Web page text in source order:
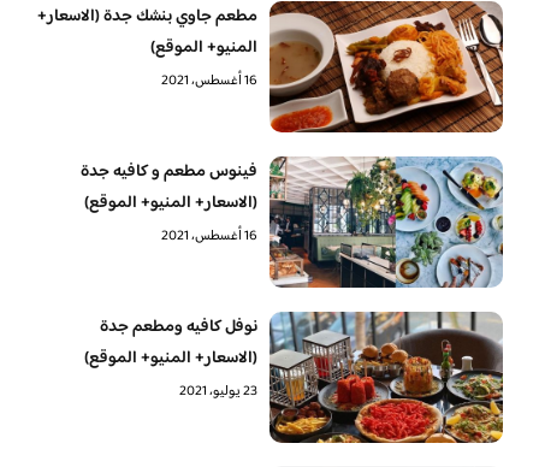
مطعم جاوي بنشك جدة (الاسعار+
المنيو+ الموقع)
16 أغسطس، 2021
فينوس مطعم و كافيه جدة
(الاسعار+ المنيو+ الموقع)
16 أغسطس، 2021
نوفل كافيه ومطعم جدة
(الاسعار+ المنيو+ الموقع)
23 يوليو، 2021